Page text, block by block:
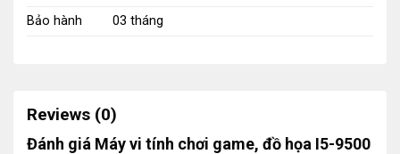
Cores 6 Threads, là một vi xử lý mạnh mẽ, đủ để xử lý
các ứng dụng và game.
Bảo hành
03 tháng
Reviews (0)
Đánh giá Máy vi tính chơi game, đồ họa I5-9500